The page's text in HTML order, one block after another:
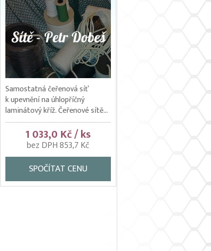
Samostatná čeřenová síť
k upevnění na úhlopříčný
laminátový kříž. Čeřenové sítě...
1 033,0 Kč / ks
bez DPH 853,7 Kč
SPOČÍTAT CENU